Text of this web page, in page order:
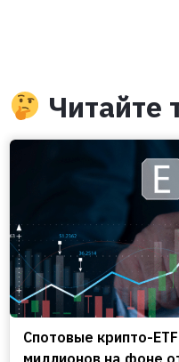
Читайте
Спотовые крипто-